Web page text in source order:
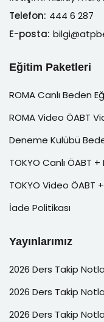
Telefon: 444 6 287
E-posta:
Eğitim Paketleri
ROMA Canlı Beden
ROMA Video ÖABT
Deneme Kulübü
TOKYO Canlı ÖABT +
TOKYO Video ÖABT +
İade Politikası
Yayınlarımız
2026 Ders Takip
2026 Ders Takip
2026 Ders Takip